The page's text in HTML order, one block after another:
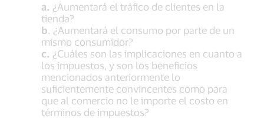
a. ¿Aumentará el tráfico de clientes en la
tienda?
b. ¿Aumentará el consumo por parte de un
mismo consumidor?
c. ¿Cuáles son las implicaciones en cuanto a
los impuestos, y son los beneficios
mencionados anteriormente lo
suficientemente convincentes como para
que al comercio no le importe el costo en
términos de impuestos?